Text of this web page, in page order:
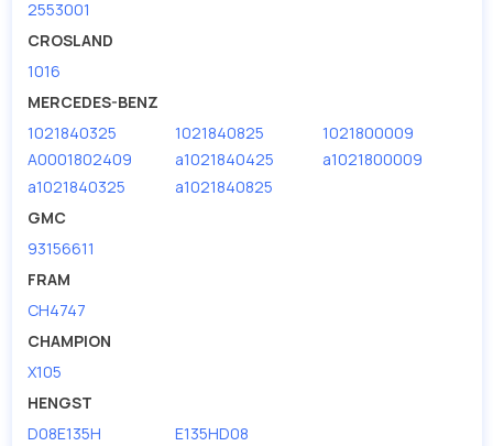
Наружный диаметр 1 [мм]
2553001
CROSLAND
1016
MERCEDES-BENZ
1021840325
1021840825
1021800009
A0001802409
a1021840425
a1021800009
a1021840325
a1021840825
GMC
93156611
FRAM
CH4747
CHAMPION
X105
HENGST
D08E135H
E135HD08